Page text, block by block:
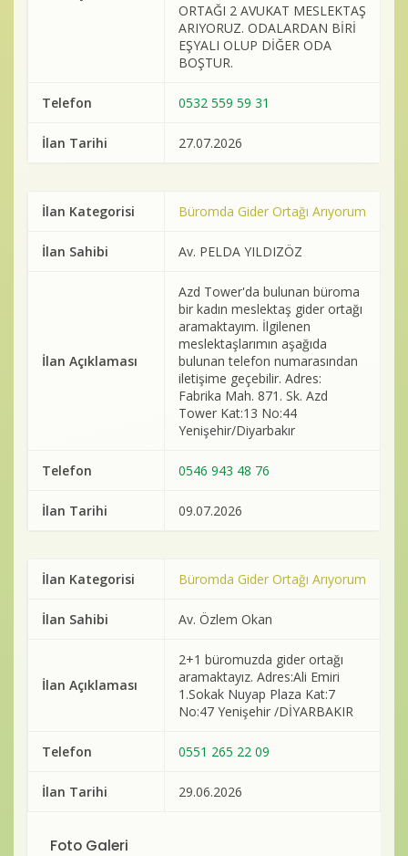
ORTAĞI 2 AVUKAT MESLEKTAŞ
ARIYORUZ. ODALARDAN BİRİ
EŞYALI OLUP DİĞER ODA
BOŞTUR.
Telefon 0532 559 59 31
İlan Tarihi 27.07.2026
İlan Kategorisi Büromda Gider Ortağı Arıyorum
İlan Sahibi Av. PELDA YILDIZÖZ
İlan Açıklaması
Azd Tower'da bulunan büroma
bir kadın meslektaş gider ortağı
aramaktayım. İlgilenen
meslektaşlarımın aşağıda
bulunan telefon numarasından
iletişime geçebilir. Adres:
Fabrika Mah. 871. Sk. Azd
Tower Kat:13 No:44
Yenişehir/Diyarbakır
Telefon 0546 943 48 76
İlan Tarihi 09.07.2026
İlan Kategorisi Büromda Gider Ortağı Arıyorum
İlan Sahibi Av. Özlem Okan
İlan Açıklaması
2+1 büromuzda gider ortağı
aramaktayız. Adres:Ali Emiri
1.Sokak Nuyap Plaza Kat:7
No:47 Yenişehir /DİYARBAKIR
Telefon 0551 265 22 09
İlan Tarihi 29.06.2026
Foto Galeri